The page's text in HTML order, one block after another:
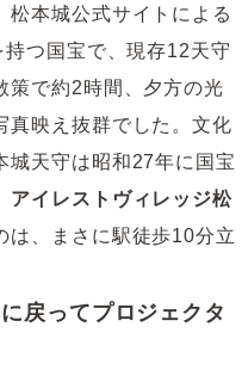
松本城公式サイト による
つ国宝で、現存12天守
策で約2時間、夕方の光
真映え抜群でした。文化
城天守は昭和27年に国宝
アイレストヴィレッジ松
は、まさに駅徒歩10分立
戻ってプロジェクタ